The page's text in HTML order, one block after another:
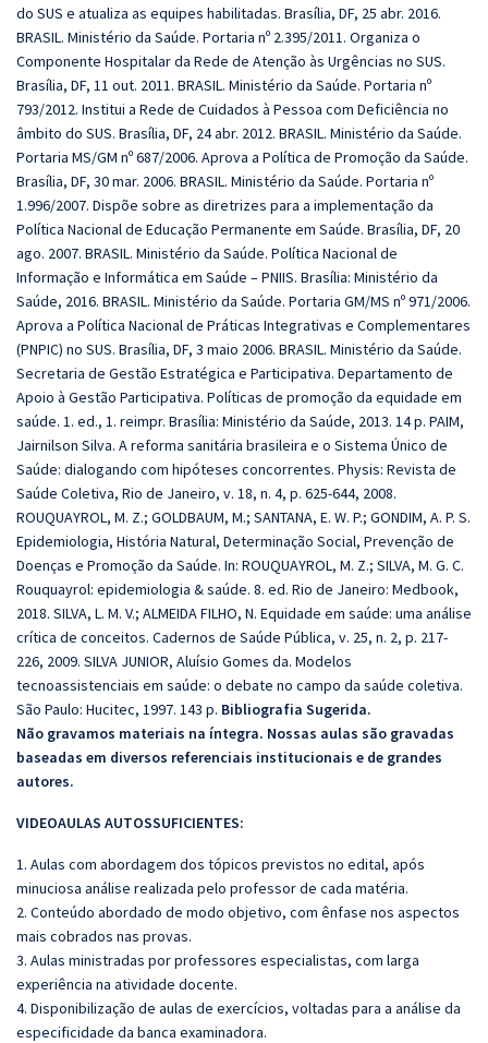
do SUS e atualiza as equipes habilitadas. Brasília, DF, 25 abr. 2016.
BRASIL. Ministério da Saúde. Portaria nº 2.395/2011. Organiza o
Componente Hospitalar da Rede de Atenção às Urgências no SUS.
Brasília, DF, 11 out. 2011. BRASIL. Ministério da Saúde. Portaria nº
793/2012. Institui a Rede de Cuidados à Pessoa com Deficiência no
âmbito do SUS. Brasília, DF, 24 abr. 2012. BRASIL. Ministério da Saúde.
Portaria MS/GM nº 687/2006. Aprova a Política de Promoção da Saúde.
Brasília, DF, 30 mar. 2006. BRASIL. Ministério da Saúde. Portaria nº
1.996/2007. Dispõe sobre as diretrizes para a implementação da
Política Nacional de Educação Permanente em Saúde. Brasília, DF, 20
ago. 2007. BRASIL. Ministério da Saúde. Política Nacional de
Informação e Informática em Saúde – PNIIS. Brasília: Ministério da
Saúde, 2016. BRASIL. Ministério da Saúde. Portaria GM/MS nº 971/2006.
Aprova a Política Nacional de Práticas Integrativas e Complementares
(PNPIC) no SUS. Brasília, DF, 3 maio 2006. BRASIL. Ministério da Saúde.
Secretaria de Gestão Estratégica e Participativa. Departamento de
Apoio à Gestão Participativa. Políticas de promoção da equidade em
saúde. 1. ed., 1. reimpr. Brasília: Ministério da Saúde, 2013. 14 p. PAIM,
Jairnilson Silva. A reforma sanitária brasileira e o Sistema Único de
Saúde: dialogando com hipóteses concorrentes. Physis: Revista de
Saúde Coletiva, Rio de Janeiro, v. 18, n. 4, p. 625-644, 2008.
ROUQUAYROL, M. Z.; GOLDBAUM, M.; SANTANA, E. W. P.; GONDIM, A. P. S.
Epidemiologia, História Natural, Determinação Social, Prevenção de
Doenças e Promoção da Saúde. In: ROUQUAYROL, M. Z.; SILVA, M. G. C.
Rouquayrol: epidemiologia & saúde. 8. ed. Rio de Janeiro: Medbook,
2018. SILVA, L. M. V.; ALMEIDA FILHO, N. Equidade em saúde: uma análise
crítica de conceitos. Cadernos de Saúde Pública, v. 25, n. 2, p. 217-
226, 2009. SILVA JUNIOR, Aluísio Gomes da. Modelos
tecnoassistenciais em saúde: o debate no campo da saúde coletiva.
São Paulo: Hucitec, 1997. 143 p. Bibliografia Sugerida.
Não gravamos materiais na íntegra. Nossas aulas são gravadas
baseadas em diversos referenciais institucionais e de grandes
autores.
VIDEOAULAS AUTOSSUFICIENTES:
1. Aulas com abordagem dos tópicos previstos no edital, após
minuciosa análise realizada pelo professor de cada matéria.
2. Conteúdo abordado de modo objetivo, com ênfase nos aspectos
mais cobrados nas provas.
3. Aulas ministradas por professores especialistas, com larga
experiência na atividade docente.
4. Disponibilização de aulas de exercícios, voltadas para a análise da
especificidade da banca examinadora.